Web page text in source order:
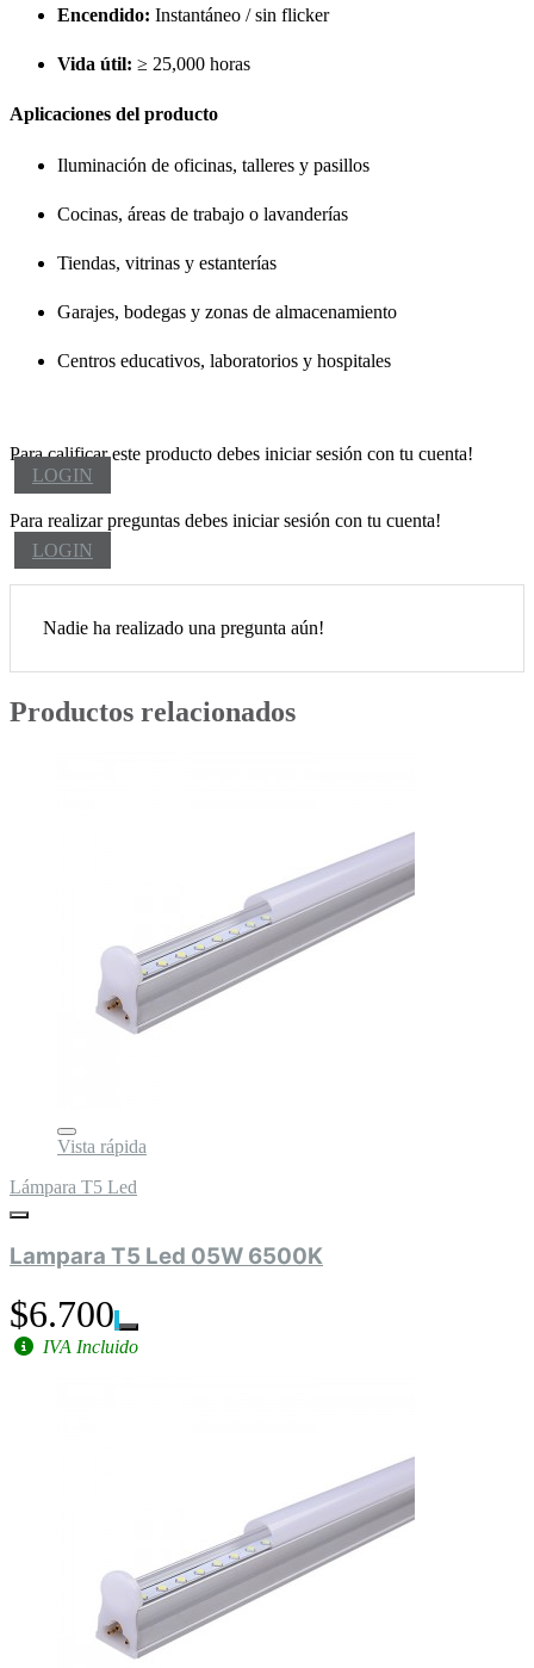
Encendido: Instantáneo / sin flicker
Vida útil: ≥ 25,000 horas
Aplicaciones del producto
Iluminación de oficinas, talleres y pasillos
Cocinas, áreas de trabajo o lavanderías
Tiendas, vitrinas y estanterías
Garajes, bodegas y zonas de almacenamiento
Centros educativos, laboratorios y hospitales
Para calificar este producto debes iniciar sesión con tu cuenta!
LOGIN
Para realizar preguntas debes iniciar sesión con tu cuenta!
LOGIN
Nadie ha realizado una pregunta aún!
Productos relacionados
Vista rápida
Lámpara T5 Led
Lampara T5 Led 05W 6500K
$6.700
IVA Incluido